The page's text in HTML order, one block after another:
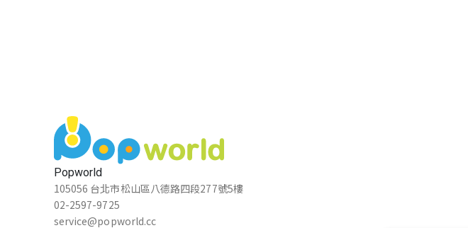
Popworld
105056 台北市松山區八德路四段277號5樓
02-2597-9725
service@popworld.cc